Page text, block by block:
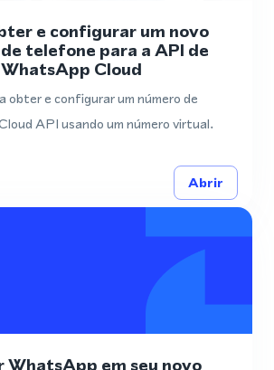
e configurar um novo
telefone para a API de
WhatsApp Cloud
obter e configurar um número de
API usando um número virtual.
Abrir
em seu novo